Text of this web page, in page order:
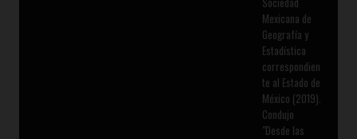
Mexicana de
Geografía y
Estadística
correspondien
te al Estado de
México (2019).
Condujo
"Desde las